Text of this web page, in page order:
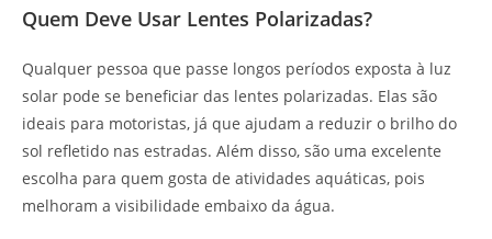
Quem Deve Usar Lentes Polarizadas?
Qualquer pessoa que passe longos períodos exposta à luz
solar pode se beneficiar das lentes polarizadas. Elas são
ideais para motoristas, já que ajudam a reduzir o brilho do
sol refletido nas estradas. Além disso, são uma excelente
escolha para quem gosta de atividades aquáticas, pois
melhoram a visibilidade embaixo da água.